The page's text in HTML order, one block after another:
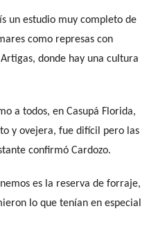
un estudio muy completo de
como represas con
donde hay una cultura
a todos, en Casupá Florida,
y ovejera, fue difícil pero las
confirmó Cardozo.
es la reserva de forraje,
lo que tenían en especial